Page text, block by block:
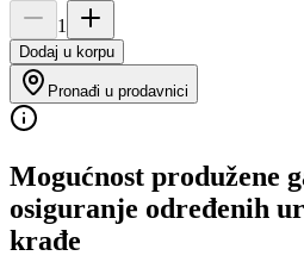
1
Dodaj u korpu
Pronađi u prodavnici
Mogućnost produžene
osiguranje određenih
krađe